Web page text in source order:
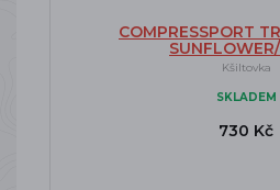
COMPRESSPORT
Kšiltovka
SKLADEM
730 Kč